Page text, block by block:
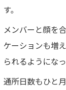
す。
メンバーと顔を
ケーションも増
られるようにな
通所日数もひと